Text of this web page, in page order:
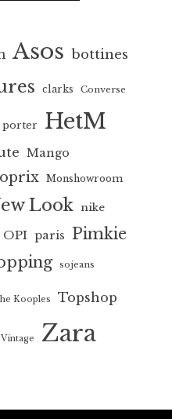
Asos bottines
clarks Converse
porter HetM
Mango
Monshowroom
Look nike
OPI paris Pimkie
sojeans
Kooples Topshop
Vintage Zara